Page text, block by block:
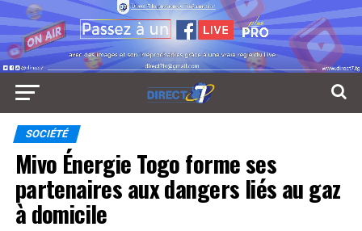
SOCIÉTÉ
Mivo Énergie Togo forme ses
partenaires aux dangers liés au gaz
à domicile